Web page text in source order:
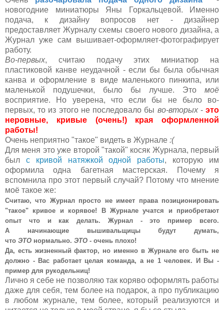
новогодние миниатюры Яны Горкальцевой. Именно
подача, к дизайну вопросов нет - дизайнер
предоставляет Журналу схемы своего нового дизайна, а
Журнал уже сам вышивает-оформляет-фотографирует
работу.
Во-первых, считаю подачу этих миниатюр на
пластиковой канве неудачной - если бы была обычная
канва и оформление в виде маленького пинкипа, или
маленькой подушечки, было бы лучше. Это моё
восприятие. Но уверена, что если бы не было во-
первых, то из этого не последовало бы во-вторых-это
неровные, кривые (очень!) края оформленной
работы!
Очень неприятно "такое" видеть в Журнале :(
Для меня это уже второй "такой" косяк Журнала, первый
был с кривой натяжкой одной работы, которую им
оформила одна багетная мастерская. Почему я
вспомнила про этот первый случай? Потому что мнение
моё такое же:
Считаю, что Журнал просто не имеет права позиционировать
"такое" кривое и корявое! В Журнале учатся и приобретают
опыт что и как делать. Журнал - это пример всего.
А начинающие вышивальщицы будут думать,
что ЭТО нормально. ЭТО - очень плохо!
Да, есть жизненный фактор, но именно в Журнале его быть не
должно - Вас работает целая команда, а не 1 человек. И Вы -
пример для рукодельниц!
Лично я себе не позволяю так коряво оформлять работы
даже для себя, тем более на подарок, а про публикацию
в любом журнале, тем более, который реализуются и